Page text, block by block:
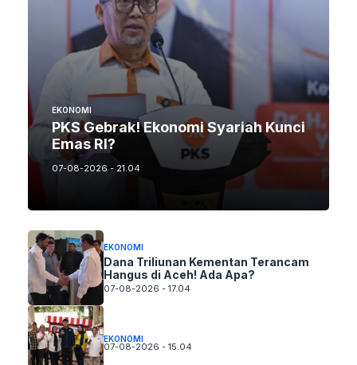
EKONOMI
PKS Gebrak! Ekonomi Syariah Kunci
Emas RI?
07-08-2026 - 21.04
EKONOMI
Dana Triliunan Kementan Terancam
Hangus di Aceh! Ada Apa?
07-08-2026 - 17.04
EKONOMI
07-08-2026 - 15.04